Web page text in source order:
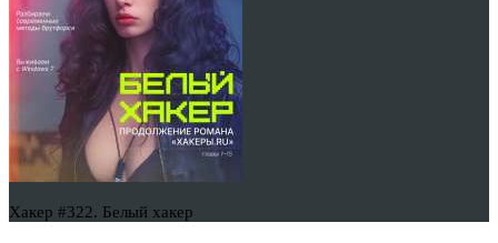
Хакер #322. Белый хакер